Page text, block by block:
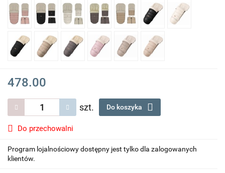
478.00
szt. Do koszyka
Do przechowalni
Program lojalnościowy dostępny jest tylko dla zalogowanych
klientów.